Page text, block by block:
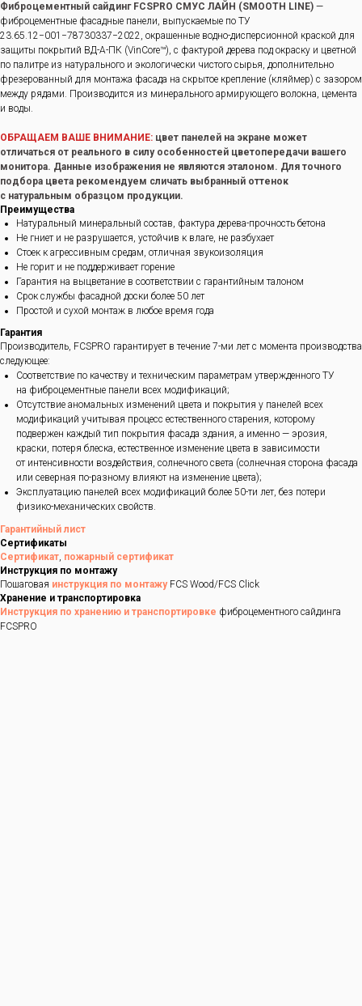
Фиброцементный сайдинг FCSPRO СМУС ЛАЙН (SMOOTH LINE) —
фиброцементные фасадные панели, выпускаемые по ТУ
23.65.12−001−78730337−2022, окрашенные водно-дисперсионной краской для
защиты покрытий ВД-А-ПК (VinCore™), с фактурой дерева под окраску и цветной
по палитре из натурального и экологически чистого сырья, дополнительно
фрезерованный для монтажа фасада на скрытое крепление (кляймер) с зазором
между рядами. Производится из минерального армирующего волокна, цемента
и воды.
ОБРАЩАЕМ ВАШЕ ВНИМАНИЕ: цвет панелей на экране может
отличаться от реального в силу особенностей цветопередачи вашего
монитора. Данные изображения не являются эталоном. Для точного
подбора цвета рекомендуем сличать выбранный оттенок
с натуральным образцом продукции.
Преимущества
Натуральный минеральный состав, фактура дерева-прочность бетона
Не гниет и не разрушается, устойчив к влаге, не разбухает
Стоек к агрессивным средам, отличная звукоизоляция
Не горит и не поддерживает горение
Гарантия на выцветание в соответствии с гарантийным талоном
Срок службы фасадной доски более 50 лет
Простой и сухой монтаж в любое время года
Гарантия
Производитель, FCSPRO гарантирует в течение 7-ми лет с момента производства
следующее:
Соответствие по качеству и техническим параметрам утвержденного ТУ
на фиброцементные панели всех модификаций;
Отсутствие аномальных изменений цвета и покрытия у панелей всех
модификаций учитывая процесс естественного старения, которому
подвержен каждый тип покрытия фасада здания, а именно — эрозия,
краски, потеря блеска, естественное изменение цвета в зависимости
от интенсивности воздействия, солнечного света (солнечная сторона фасада
или северная по-разному влияют на изменение цвета);
Эксплуатацию панелей всех модификаций более 50-ти лет, без потери
физико-механических свойств.
Гарантийный лист
Сертификаты
Сертификат, пожарный сертификат
Инструкция по монтажу
Пошаговая инструкция по монтажуFCS Wood/FCS Click
Хранение и транспортировка
Инструкция по хранению и транспортировке фиброцементного сайдинга
FCSPRO